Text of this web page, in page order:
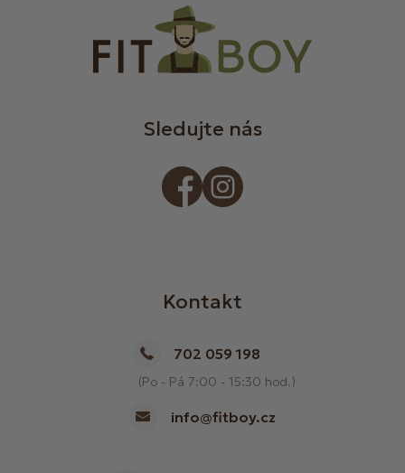
Sledujte nás
Kontakt
702 059 198
(Po - Pá 7:00 - 15:30 hod.)
info@fitboy.cz